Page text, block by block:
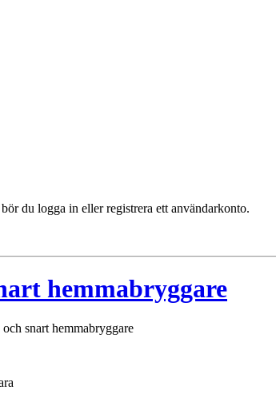
du logga in eller registrera ett användarkonto.
hemmabryggare
snart hemmabryggare